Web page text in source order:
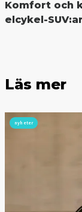
Komfort och
elcykel-SUV:ar
Läs mer
nyheter